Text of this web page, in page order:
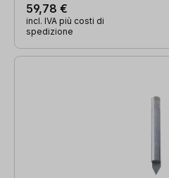
59,78 €
incl. IVA più costi di
spedizione